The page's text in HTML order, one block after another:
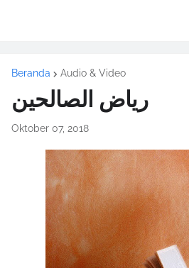
Beranda Audio & Video
رياض الصالحين
Oktober 07, 2018